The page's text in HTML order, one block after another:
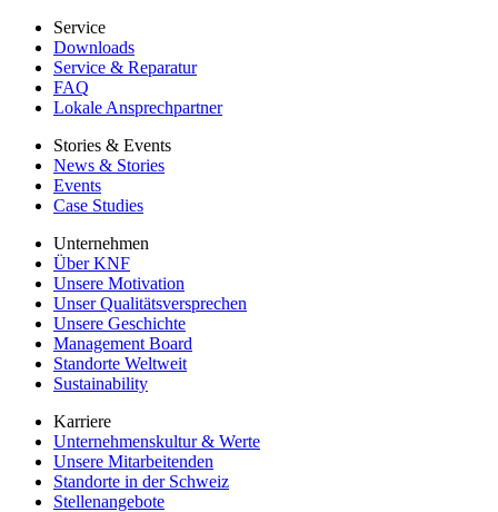
Service
Downloads
Service & Reparatur
FAQ
Lokale Ansprechpartner
Stories & Events
News & Stories
Events
Case Studies
Unternehmen
Über KNF
Unsere Motivation
Unser Qualitätsversprechen
Unsere Geschichte
Management Board
Standorte Weltweit
Sustainability
Karriere
Unternehmenskultur & Werte
Unsere Mitarbeitenden
Standorte in der Schweiz
Stellenangebote